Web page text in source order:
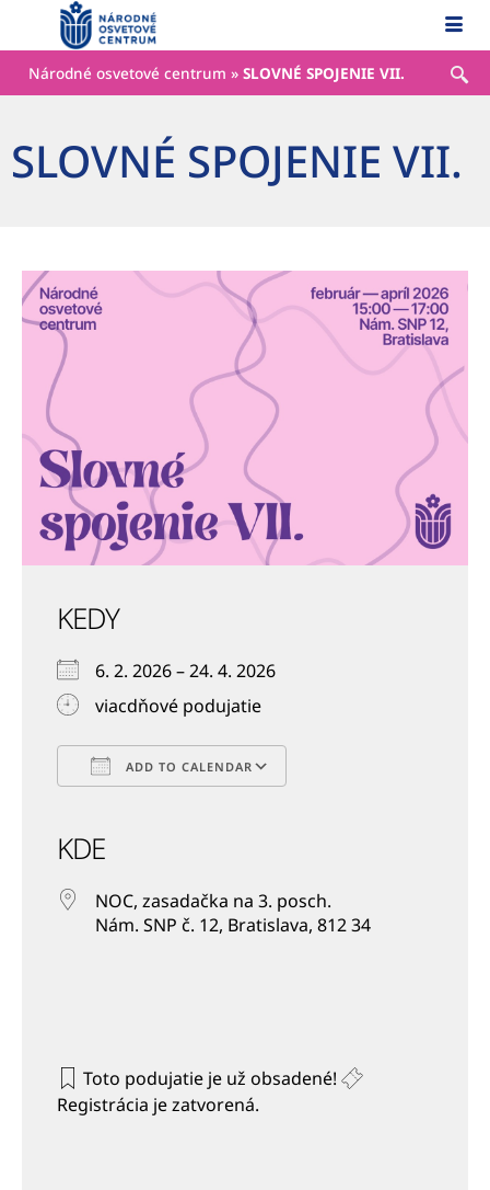
content
Národné osvetové centrum » SLOVNÉ SPOJENIE VII.
SLOVNÉ SPOJENIE VII.
KEDY
6. 2. 2026 – 24. 4. 2026
viacdňové podujatie
ADD TO CALENDAR
KDE
NOC, zasadačka na 3. posch.
Nám. SNP č. 12, Bratislava, 812 34
Toto podujatie je už obsadené!
Registrácia je zatvorená.